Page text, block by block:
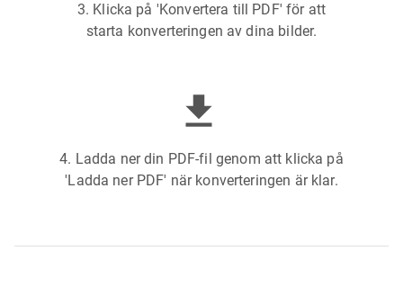
3. Klicka på 'Konvertera till PDF' för att
starta konverteringen av dina bilder.
4. Ladda ner din PDF-fil genom att klicka på
'Ladda ner PDF' när konverteringen är klar.